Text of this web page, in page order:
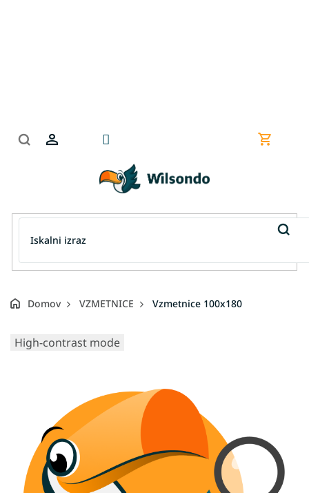
Domov VZMETNICE Vzmetnice 100x180
High-contrast mode